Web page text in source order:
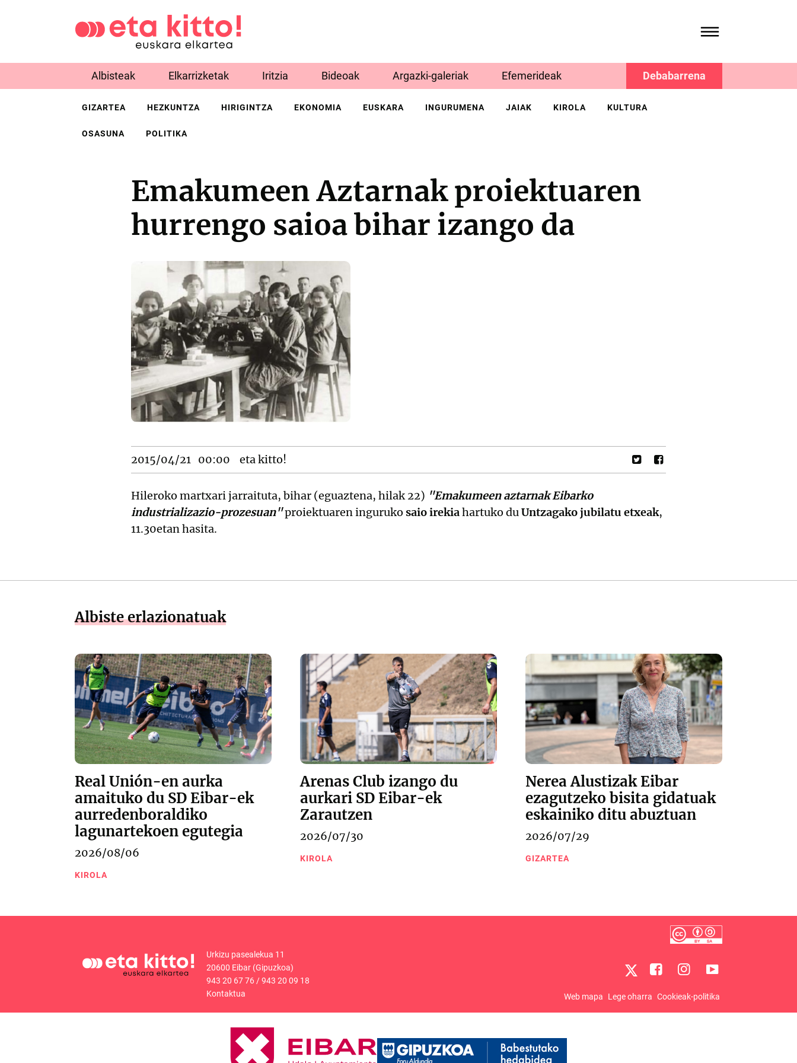
Albisteak Elkarrizketak Iritzia Bideoak Argazki-galeriak Efemerideak Debabarrena
GIZARTEA HEZKUNTZA HIRIGINTZA EKONOMIA EUSKARA INGURUMENA JAIAK KIROLA KULTURA
OSASUNA POLITIKA
Emakumeen Aztarnak proiektuaren
hurrengo saioa bihar izango da
2015/04/21 00:00 eta kitto!
Hileroko martxari jarraituta, bihar (eguaztena, hilak 22) "Emakumeen aztarnak Eibarko
industrializazio-prozesuan"proiektuaren inguruko saio irekiahartuko duUntzagako jubilatu etxeak,
11.30etan hasita.
Albiste erlazionatuak
Real Unión-en aurka
amaituko du SD Eibar-ek
aurredenboraldiko
lagunartekoen egutegia
2026/08/06
KIROLA
Arenas Club izango du
aurkari SD Eibar-ek
Zarautzen
2026/07/30
KIROLA
Nerea Alustizak Eibar
ezagutzeko bisita gidatuak
eskainiko ditu abuztuan
2026/07/29
GIZARTEA
Urkizu pasealekua 11
20600 Eibar (Gipuzkoa)
943 20 67 76/943 20 09 18
Kontaktua
Web mapa Lege oharra Cookieak-politika